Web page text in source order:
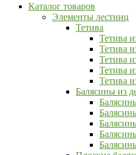
Каталог товаров
Элементы лестниц
Тетива
Тетива
Тетива
Тетива
Тетива
Тетива
Балясины из